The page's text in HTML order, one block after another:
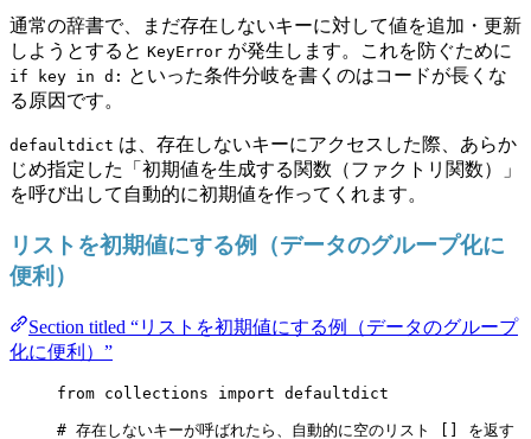
通常の辞書で、まだ存在しないキーに対して値を追加・更新
しようとすると KeyError が発生します。これを防ぐために
if key in d: といった条件分岐を書くのはコードが長くな
る原因です。
defaultdict は、存在しないキーにアクセスした際、あらか
じめ指定した「初期値を生成する関数（ファクトリ関数）」
を呼び出して自動的に初期値を作ってくれます。
リストを初期値にする例（データのグループ化に
便利）
Section titled “リストを初期値にする例（データのグループ
化に便利）”
from collections import defaultdict
# 存在しないキーが呼ばれたら、自動的に空のリスト [] を返す